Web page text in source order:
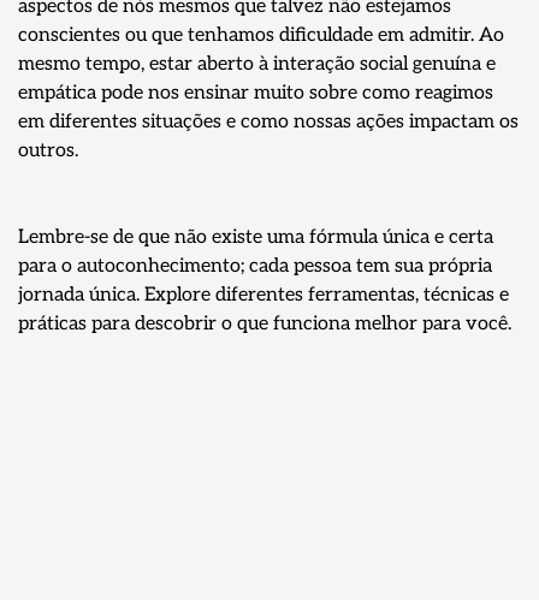
aspectos de nós mesmos que talvez não estejamos
conscientes ou que tenhamos dificuldade em admitir. Ao
mesmo tempo, estar aberto à interação social genuína e
empática pode nos ensinar muito sobre como reagimos
em diferentes situações e como nossas ações impactam os
outros.
Lembre-se de que não existe uma fórmula única e certa
para o autoconhecimento; cada pessoa tem sua própria
jornada única. Explore diferentes ferramentas, técnicas e
práticas para descobrir o que funciona melhor para você.